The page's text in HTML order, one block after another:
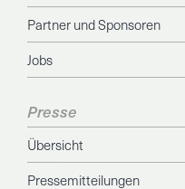
Partner und Sponsoren
Jobs
Presse
Übersicht
Pressemitteilungen